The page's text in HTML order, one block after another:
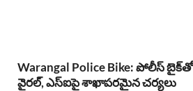
Warangal Police Bike: పోలీస్
వైరల్, ఎస్‌ఐపై శాఖాపరమైన చర్యలు